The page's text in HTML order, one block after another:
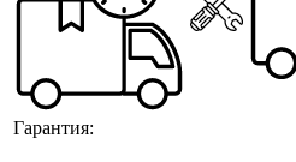
Гарантия: